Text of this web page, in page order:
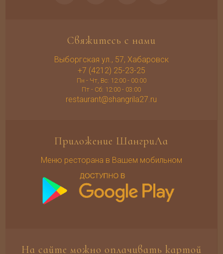
Свяжитесь с нами
Выборгская ул., 57, Хабаровск
+7 (4212) 25-23-25
Пн - Чт, Вс: 12:00 - 00:00
Пт - Сб: 12:00 - 03:00
restaurant@shangrila27.ru
Приложение ШангриЛа
Меню ресторана в Вашем мобильном
На сайте можно оплачивать картой